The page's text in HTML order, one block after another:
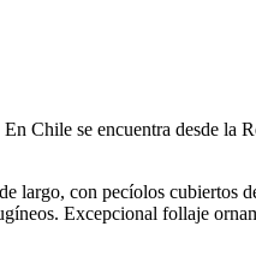
Chile se encuentra desde la
largo, con pecíolos cubiertos
Excepcional follaje